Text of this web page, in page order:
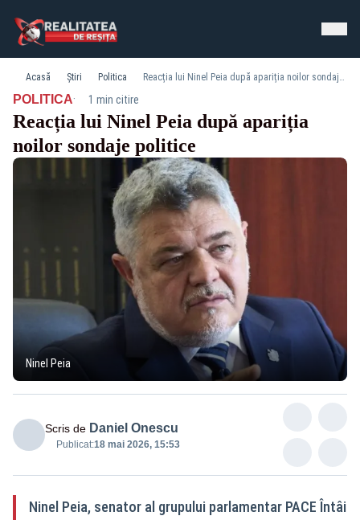
Acasă Știri Politica Reacția lui Ninel Peia după apariția noilor sondaje politice
POLITICA· 1 min citire
Reacția lui Ninel Peia după apariția
noilor sondaje politice
Ninel Peia
Scris de Daniel Onescu
Publicat:18 mai 2026, 15:53
Ninel Peia, senator al grupului parlamentar PACE Întâi